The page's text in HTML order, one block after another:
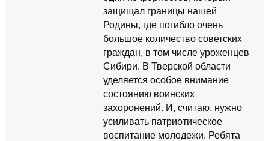
защищал границы нашей
Родины, где погибло очень
большое количество советских
граждан, в том числе уроженцев
Сибири. В Тверской области
уделяется особое внимание
состоянию воинских
захоронений. И, считаю, нужно
усиливать патриотическое
воспитание молодежи. Ребята